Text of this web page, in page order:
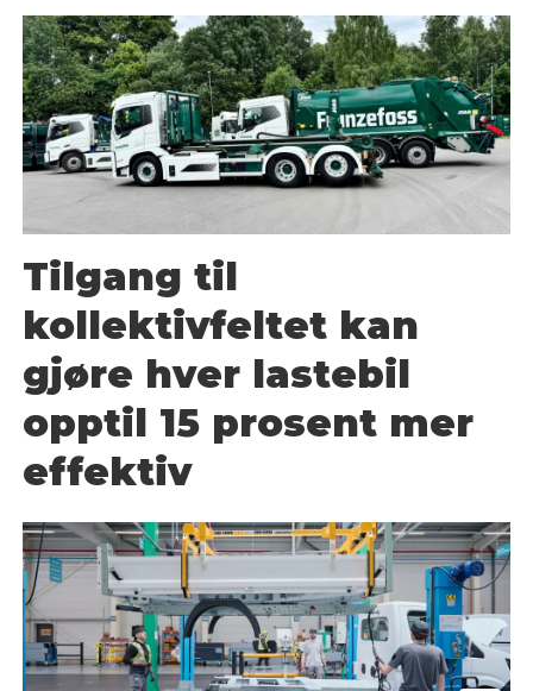
Tilgang til
kollektivfeltet kan
gjøre hver lastebil
opptil 15 prosent mer
effektiv